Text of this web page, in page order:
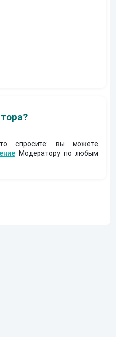
спросите: вы можете
Модератору по любым